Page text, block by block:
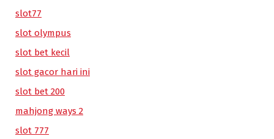
slot77
slot olympus
slot bet kecil
slot gacor hari ini
slot bet 200
mahjong ways 2
slot 777